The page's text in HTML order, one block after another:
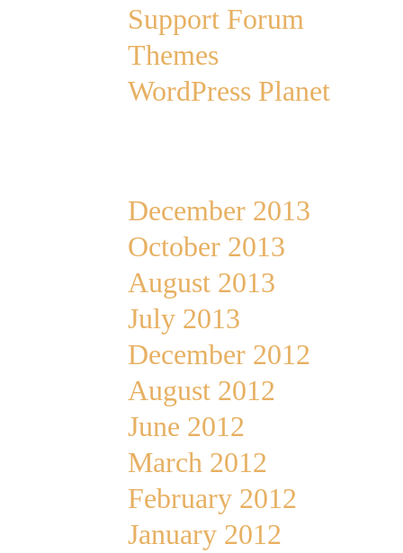
Support Forum
Themes
WordPress Planet
December 2013
October 2013
August 2013
July 2013
December 2012
August 2012
June 2012
March 2012
February 2012
January 2012